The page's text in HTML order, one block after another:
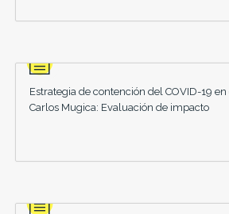
Estrategia de contención del COVID-19
Carlos Mugica: Evaluación de impacto